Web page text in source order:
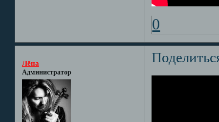
0
Лёна
Администратор